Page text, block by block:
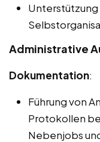
Administrative
Dokumentation:
Führung von
Protokollen
Nebenjobs